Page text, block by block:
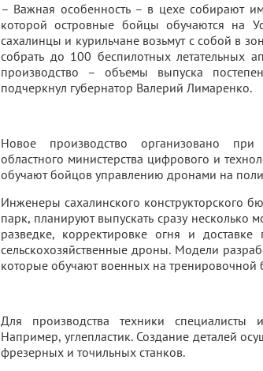
– Важная особенность – в цехе собирают
которой островные бойцы обучаются на
сахалинцы и курильчане возьмут с собой в
собрать до 100 беспилотных летательных
производство – объемы выпуска
подчеркнул губернатор Валерий Лимаренко.
Новое производство организовано при
областного министерства цифрового и
обучают бойцов управлению дронами на
Инженеры сахалинского конструкторского
парк, планируют выпускать сразу
разведке, корректировке огня и
сельскохозяйственные дроны. Модели
которые обучают военных на тренировочной
Для производства техники специалисты
Например, углепластик. Создание деталей
фрезерных и точильных станков.